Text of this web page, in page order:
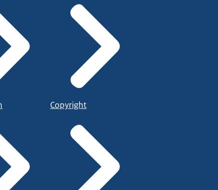
Copyright